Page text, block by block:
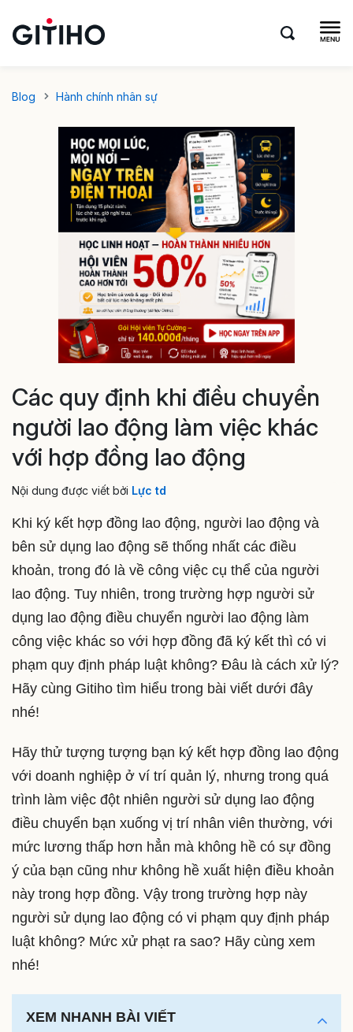
Blog Hành chính nhân sự
Các quy định khi điều chuyển
người lao động làm việc khác
với hợp đồng lao động
Nội dung được viết bởi Lực td
Khi ký kết hợp đồng lao động, người lao động và
bên sử dụng lao động sẽ thống nhất các điều
khoản, trong đó là về công việc cụ thể của người
lao động. Tuy nhiên, trong trường hợp người sử
dụng lao động điều chuyển người lao động làm
công việc khác so với hợp đồng đã ký kết thì có vi
phạm quy định pháp luật không? Đâu là cách xử lý?
Hãy cùng Gitiho tìm hiểu trong bài viết dưới đây
nhé!
Hãy thử tượng tượng bạn ký kết hợp đồng lao động
với doanh nghiệp ở ví trí quản lý, nhưng trong quá
trình làm việc đột nhiên người sử dụng lao động
điều chuyển bạn xuống vị trí nhân viên thường, với
mức lương thấp hơn hẳn mà không hề có sự đồng
ý của bạn cũng như không hề xuất hiện điều khoản
này trong hợp đồng. Vậy trong trường hợp này
người sử dụng lao động có vi phạm quy định pháp
luật không? Mức xử phạt ra sao? Hãy cùng xem
nhé!
XEM NHANH BÀI VIẾT